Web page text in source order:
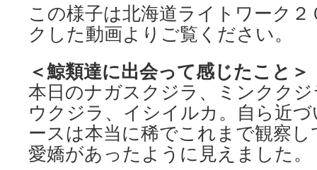
この様子は北海道ライトワーク
クした動画よりご覧ください。
＜鯨類達に出会って感じたこと＞
本日のナガスクジラ、ミンクク
ウクジラ、イシイルカ。自ら近
ースは本当に稀でこれまで観察
愛嬌があったように見えました。